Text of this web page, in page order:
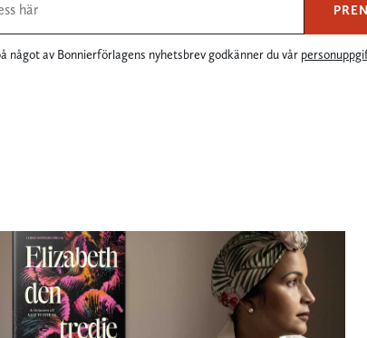
något av Bonnierförlagens nyhetsbrev godkänner du vår